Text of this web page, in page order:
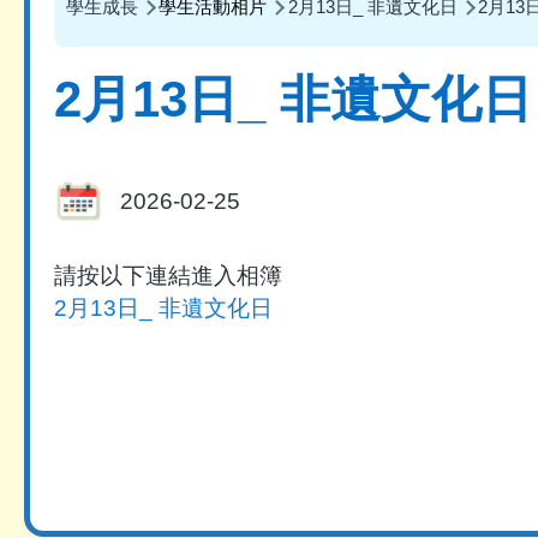
導
航
連
學生成長 學生活動相片 2月13日_ 非遺文化日 2月13
2月13日_ 非遺文化日
2026-02-25
請按以下連結進入相簿
2月13日_ 非遺文化日